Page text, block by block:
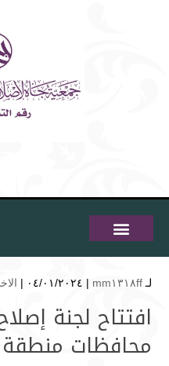
لـ mm١٣١٨ff | ٠٤/٠١/٢٠٢٤ |
افتتاح لجنة
محافظات